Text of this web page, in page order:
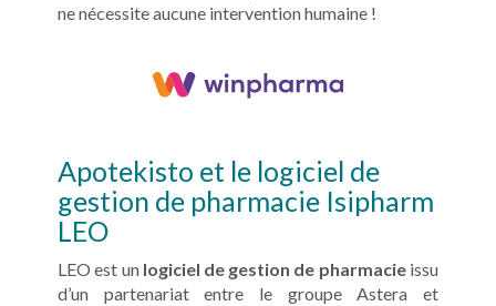
ne nécessite aucune intervention humaine !
Apotekisto et le logiciel de
gestion de pharmacie Isipharm
LEO
LEO est unlogiciel de gestion de pharmacieissu
d’un partenariat entre le groupe Astera et